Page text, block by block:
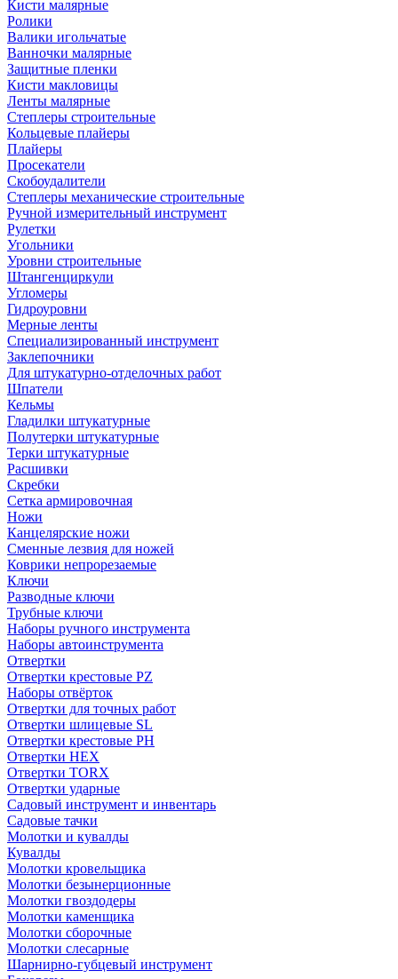
Кисти малярные
Ролики
Валики игольчатые
Ванночки малярные
Защитные пленки
Кисти макловицы
Ленты малярные
Степлеры строительные
Кольцевые плайеры
Плайеры
Просекатели
Скобоудалители
Степлеры механические строительные
Ручной измерительный инструмент
Рулетки
Угольники
Уровни строительные
Штангенциркули
Угломеры
Гидроуровни
Мерные ленты
Специализированный инструмент
Заклепочники
Для штукатурно-отделочных работ
Шпатели
Кельмы
Гладилки штукатурные
Полутерки штукатурные
Терки штукатурные
Расшивки
Скребки
Сетка армировочная
Ножи
Канцелярские ножи
Сменные лезвия для ножей
Коврики непрорезаемые
Ключи
Разводные ключи
Трубные ключи
Наборы ручного инструмента
Наборы автоинструмента
Отвертки
Отвертки крестовые PZ
Наборы отвёрток
Отвертки для точных работ
Отвертки шлицевые SL
Отвертки крестовые PH
Отвертки HEX
Отвертки TORX
Отвертки ударные
Садовый инструмент и инвентарь
Садовые тачки
Молотки и кувалды
Кувалды
Молотки кровельщика
Молотки безынерционные
Молотки гвоздодеры
Молотки каменщика
Молотки сборочные
Молотки слесарные
Шарнирно-губцевый инструмент